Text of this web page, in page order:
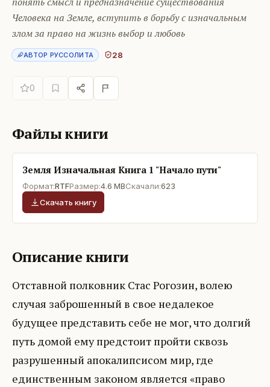
Человека на Земле, вступить в борьбу с изначальным
злом за право на жизнь выбор и любовь
АВТОР РУССОЛИТА 28
0
Файлы книги
Земля Изначальная Книга 1 "Начало пути"
Формат:RTFРазмер:4.6 MBСкачали:623
Скачать книгу
Описание книги
Отставной полковник Стас Рогозин, волею
случая заброшенный в свое недалекое
будущее представить себе не мог, что долгий
путь домой ему предстоит пройти сквозь
разрушенный апокалипсисом мир, где
единственным законом является «право